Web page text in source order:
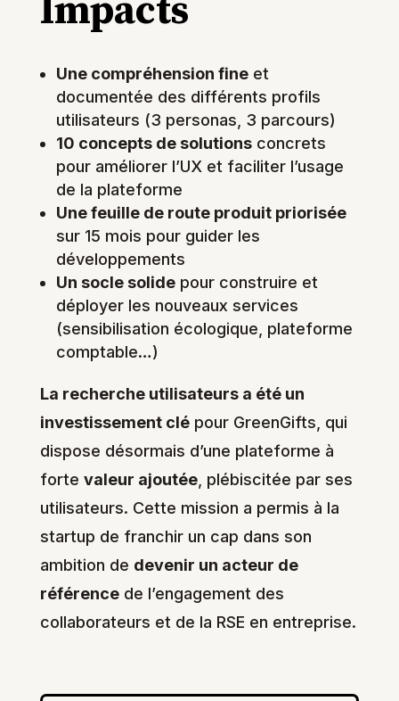
Impacts
Une compréhension fineet
documentée des différents profils
utilisateurs (3 personas, 3 parcours)
10 concepts de solutionsconcrets
pour améliorer l’UX et faciliter l’usage
de la plateforme
Une feuille de route produit priorisée
sur 15 mois pour guider les
développements
Un socle solidepour construire et
déployer les nouveaux services
(sensibilisation écologique, plateforme
comptable…)
La recherche utilisateurs a été un
investissement clépour GreenGifts, qui
dispose désormais d’une plateforme à
forte valeur ajoutée, plébiscitée par ses
utilisateurs. Cette mission a permis à la
startup de franchir un cap dans son
ambition de devenir un acteur de
référencede l’engagement des
collaborateurs et de la RSE en entreprise.